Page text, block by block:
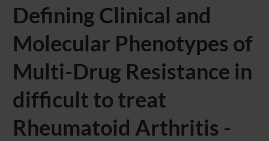
Defining Clinical and
Molecular Phenotypes of
Multi-Drug Resistance in
difficult to treat
Rheumatoid Arthritis -